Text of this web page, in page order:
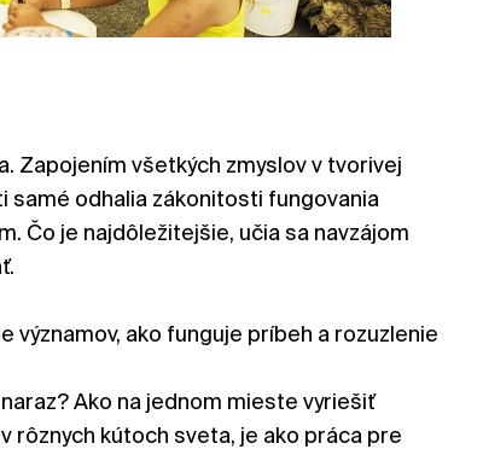
Zapojením všetkých zmyslov v tvorivej
samé odhalia zákonitosti fungovania
Čo je najdôležitejšie, učia sa navzájom
významov, ako funguje príbeh a rozuzlenie
Ako na jednom mieste vyriešiť
rôznych kútoch sveta, je ako práca pre